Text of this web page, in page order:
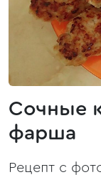
Сочные
фарша
Рецепт с